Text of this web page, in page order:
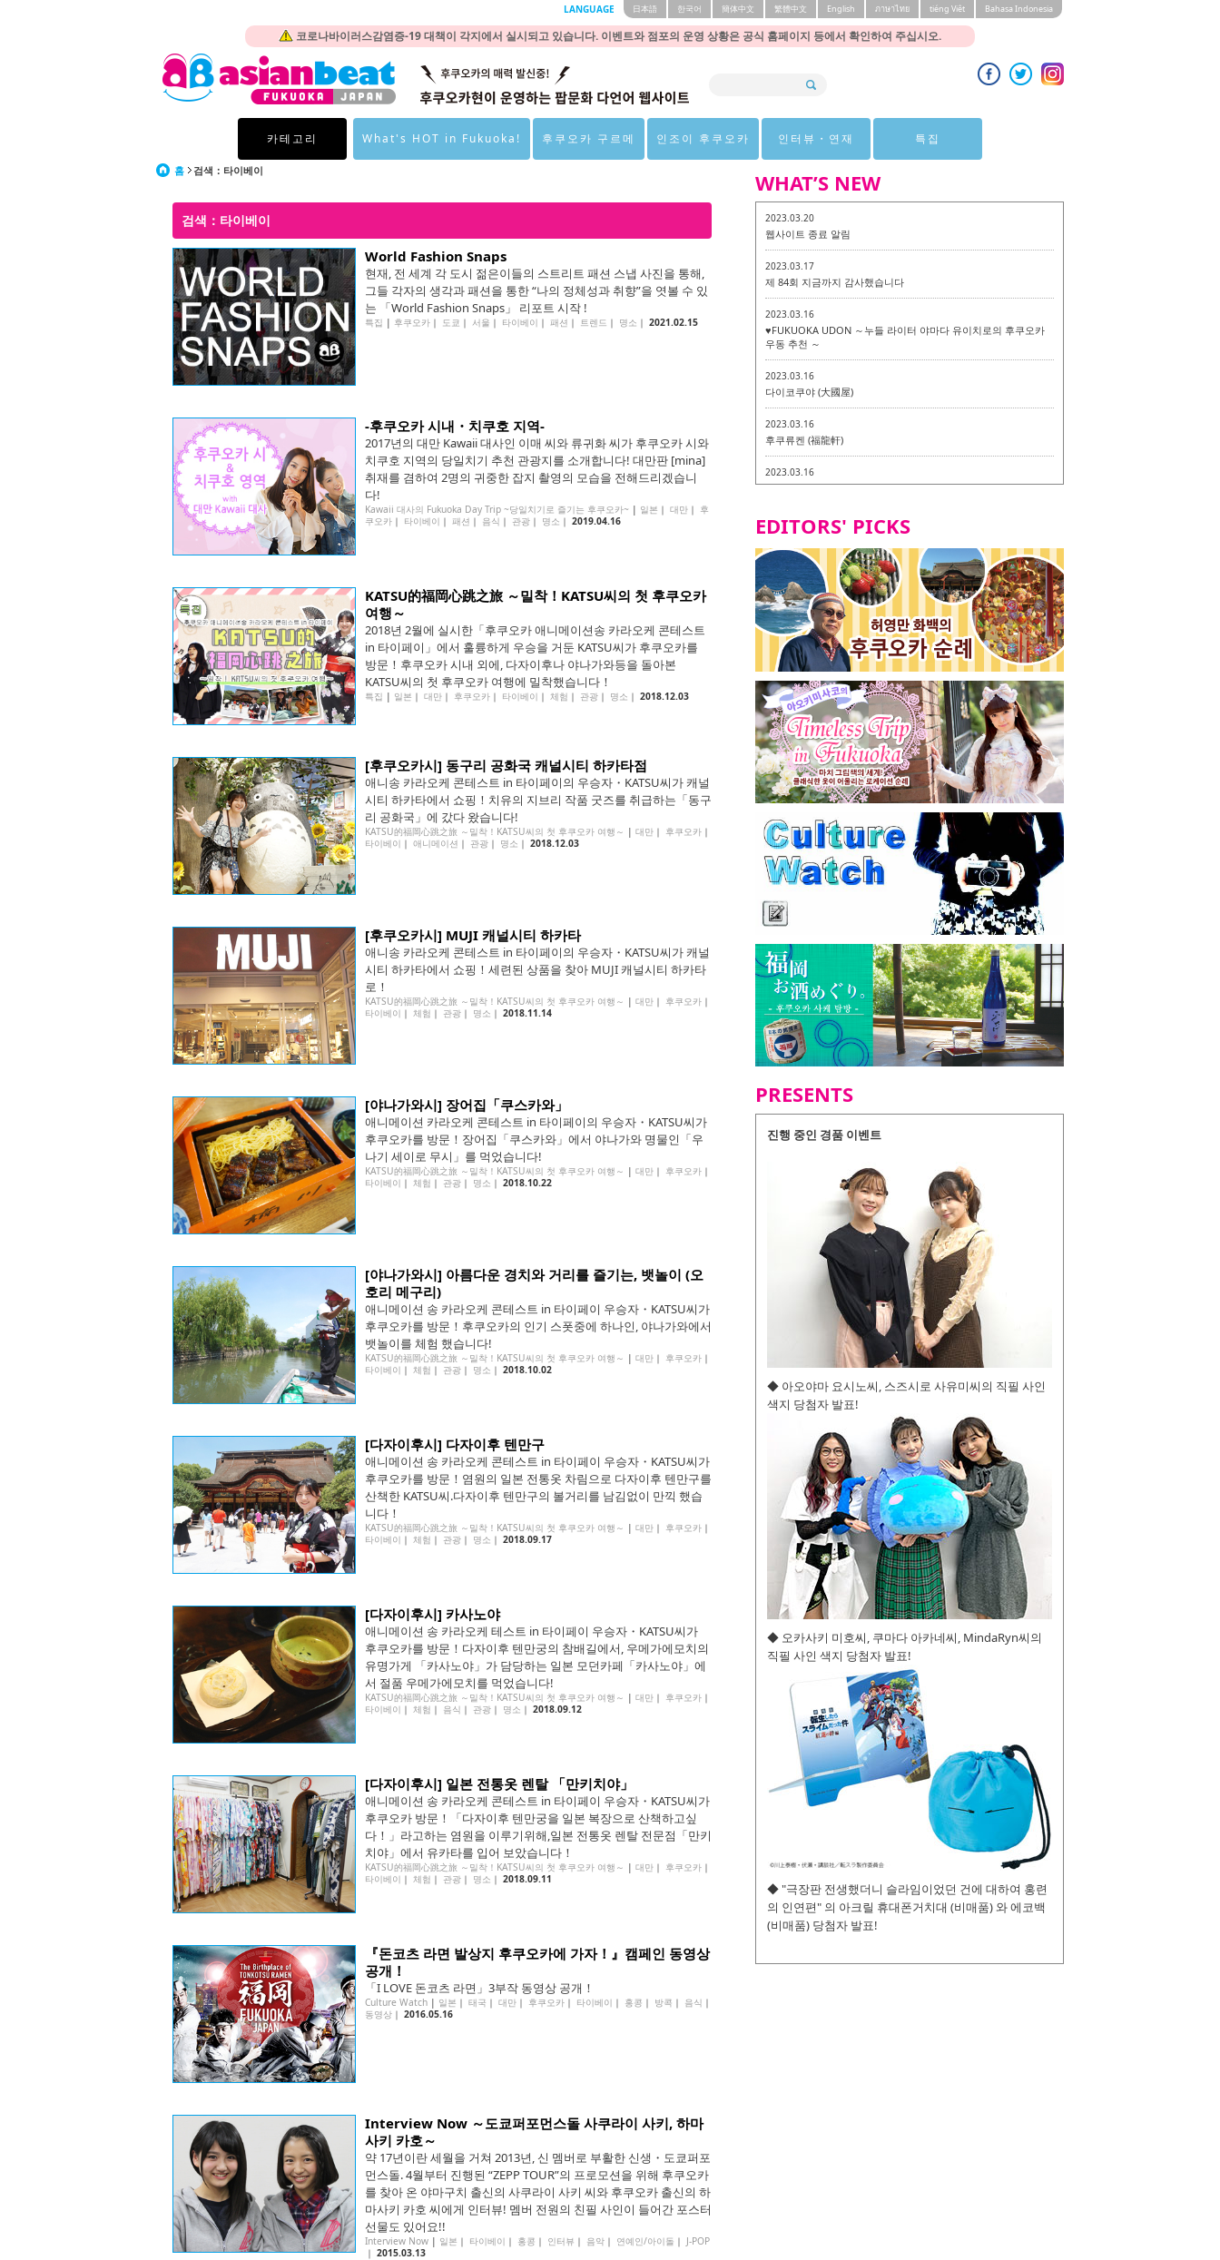
코로나바이러스감염증-19 대책이 각지에서 실시되고 있습니다. 이벤트와 점포의 운영 상황은 공식 홈페이지 등에서 확인하여 주십시오.
LANGUAGE 日本語 한국어 簡体中文 繁體中文 English ภาษาไทย tiéng Viêt Bahasa Indonesia
카테고리 What's HOT in Fukuoka! 후쿠오카 구르메 인조이 후쿠오카 인터뷰・연재 특집
홈 검색：타이베이
검색：타이베이
World Fashion Snaps
현재, 전 세계 각 도시 젊은이들의 스트리트 패션 스냅 사진을 통해,
그들 각자의 생각과 패션을 통한 “나의 정체성과 취향”을 엿볼 수 있
는 「World Fashion Snaps」 리포트 시작 !
특집 | 후쿠오카 ｜ 도쿄 ｜ 서울 ｜ 타이베이 ｜ 패션 ｜ 트렌드 ｜ 명소 ｜ 2021.02.15
-후쿠오카 시내・치쿠호 지역-
2017년의 대만 Kawaii 대사인 이매 씨와 류귀화 씨가 후쿠오카 시와
치쿠호 지역의 당일치기 추천 관광지를 소개합니다! 대만판 [mina]
취재를 겸하여 2명의 귀중한 잡지 촬영의 모습을 전해드리겠습니
다!
Kawaii 대사의 Fukuoka Day Trip ~당일치기로 즐기는 후쿠오카~ | 일본 ｜ 대만 ｜ 후
쿠오카 ｜ 타이베이 ｜ 패션 ｜ 음식 ｜ 관광 ｜ 명소 ｜ 2019.04.16
KATSU的福岡心跳之旅 ～밀착！KATSU씨의 첫 후쿠오카
여행～
2018년 2월에 실시한「후쿠오카 애니메이션송 카라오케 콘테스트
in 타이페이」에서 훌륭하게 우승을 거둔 KATSU씨가 후쿠오카를
방문！후쿠오카 시내 외에, 다자이후나 야나가와등을 돌아본
KATSU씨의 첫 후쿠오카 여행에 밀착했습니다！
특집 | 일본 ｜ 대만 ｜ 후쿠오카 ｜ 타이베이 ｜ 체험 ｜ 관광 ｜ 명소 ｜ 2018.12.03
[후쿠오카시] 동구리 공화국 캐널시티 하카타점
애니송 카라오케 콘테스트 in 타이페이의 우승자・KATSU씨가 캐널
시티 하카타에서 쇼핑！치유의 지브리 작품 굿즈를 취급하는「동구
리 공화국」에 갔다 왔습니다!
KATSU的福岡心跳之旅 ～밀착！KATSU씨의 첫 후쿠오카 여행～ | 대만 ｜ 후쿠오카 ｜
타이베이 ｜ 애니메이션 ｜ 관광 ｜ 명소 ｜ 2018.12.03
[후쿠오카시] MUJI 캐널시티 하카타
애니송 카라오케 콘테스트 in 타이페이의 우승자・KATSU씨가 캐널
시티 하카타에서 쇼핑！세련된 상품을 찾아 MUJI 캐널시티 하카타
로！
KATSU的福岡心跳之旅 ～밀착！KATSU씨의 첫 후쿠오카 여행～ | 대만 ｜ 후쿠오카 ｜
타이베이 ｜ 체험 ｜ 관광 ｜ 명소 ｜ 2018.11.14
[야나가와시] 장어집「쿠스카와」
애니메이션 카라오케 콘테스트 in 타이페이의 우승자・KATSU씨가
후쿠오카를 방문！장어집「쿠스카와」에서 야나가와 명물인「우
나기 세이로 무시」를 먹었습니다!
KATSU的福岡心跳之旅 ～밀착！KATSU씨의 첫 후쿠오카 여행～ | 대만 ｜ 후쿠오카 ｜
타이베이 ｜ 체험 ｜ 관광 ｜ 명소 ｜ 2018.10.22
[야나가와시] 아름다운 경치와 거리를 즐기는, 뱃놀이 (오
호리 메구리)
애니메이션 송 카라오케 콘테스트 in 타이페이 우승자・KATSU씨가
후쿠오카를 방문！후쿠오카의 인기 스폿중에 하나인, 야나가와에서
뱃놀이를 체험 했습니다!
KATSU的福岡心跳之旅 ～밀착！KATSU씨의 첫 후쿠오카 여행～ | 대만 ｜ 후쿠오카 ｜
타이베이 ｜ 체험 ｜ 관광 ｜ 명소 ｜ 2018.10.02
[다자이후시] 다자이후 텐만구
애니메이션 송 카라오케 콘테스트 in 타이페이 우승자・KATSU씨가
후쿠오카를 방문！염원의 일본 전통옷 차림으로 다자이후 텐만구를
산책한 KATSU씨.다자이후 텐만구의 볼거리를 남김없이 만끽 했습
니다！
KATSU的福岡心跳之旅 ～밀착！KATSU씨의 첫 후쿠오카 여행～ | 대만 ｜ 후쿠오카 ｜
타이베이 ｜ 체험 ｜ 관광 ｜ 명소 ｜ 2018.09.17
[다자이후시] 카사노야
애니메이션 송 카라오케 테스트 in 타이페이 우승자・KATSU씨가
후쿠오카를 방문！다자이후 텐만궁의 참배길에서, 우메가에모치의
유명가게 「카사노야」가 담당하는 일본 모던카페「카사노야」에
서 절품 우메가에모치를 먹었습니다!
KATSU的福岡心跳之旅 ～밀착！KATSU씨의 첫 후쿠오카 여행～ | 대만 ｜ 후쿠오카 ｜
타이베이 ｜ 체험 ｜ 음식 ｜ 관광 ｜ 명소 ｜ 2018.09.12
[다자이후시] 일본 전통옷 렌탈 「만키치야」
애니메이션 송 카라오케 콘테스트 in 타이페이 우승자・KATSU씨가
후쿠오카 방문！「다자이후 텐만궁을 일본 복장으로 산책하고싶
다！」라고하는 염원을 이루기위해,일본 전통옷 렌탈 전문점「만키
치야」에서 유카타를 입어 보았습니다！
KATSU的福岡心跳之旅 ～밀착！KATSU씨의 첫 후쿠오카 여행～ | 대만 ｜ 후쿠오카 ｜
타이베이 ｜ 체험 ｜ 관광 ｜ 명소 ｜ 2018.09.11
『돈코츠 라면 발상지 후쿠오카에 가자！』캠페인 동영상
공개！
「I LOVE 돈코츠 라면」3부작 동영상 공개！
Culture Watch | 일본 ｜ 태국 ｜ 대만 ｜ 후쿠오카 ｜ 타이베이 ｜ 홍콩 ｜ 방콕 ｜ 음식 ｜
동영상 ｜ 2016.05.16
Interview Now ～도쿄퍼포먼스돌 사쿠라이 사키, 하마
사키 카호～
약 17년이란 세월을 거쳐 2013년, 신 멤버로 부활한 신생・도쿄퍼포
먼스돌. 4월부터 진행된 “ZEPP TOUR”의 프로모션을 위해 후쿠오카
를 찾아 온 야마구치 출신의 사쿠라이 사키 씨와 후쿠오카 출신의 하
마사키 카호 씨에게 인터뷰! 멤버 전원의 친필 사인이 들어간 포스터
선물도 있어요!!
Interview Now | 일본 ｜ 타이베이 ｜ 홍콩 ｜ 인터뷰 ｜ 음악 ｜ 연예인/아이돌 ｜ J-POP
｜ 2015.03.13
WHAT’S NEW
2023.03.20
웹사이트 종료 알림
2023.03.17
제 84회 지금까지 감사했습니다
2023.03.16
♥FUKUOKA UDON ～누들 라이터 야마다 유이치로의 후쿠오카
우동 추천 ～
2023.03.16
다이코쿠야 (大國屋)
2023.03.16
후쿠류켄 (福龍軒)
2023.03.16
후쿠오카 라멘 월드 - Presented by 누들 라이터 야마다 유이치로
2023.03.07
비건・베지테리언 메뉴 시식 투어 in 후쿠오카시
2023.03.07
이소기요카라즈 하카타 본점 / 磯ぎよからず 博多本店 - 비건・베
지테리언 메뉴 시식투어 in 후쿠오카시 -
2023.03.02
little stand 다이묘점 -비건・베지테리언 메뉴 시식투어 in 후쿠오
카시
2023.02.28
토치쿠켄 오리오본사 우동점 / 東筑軒 折尾本社うどん店
EDITORS' PICKS
PRESENTS
진행 중인 경품 이벤트
◆ 아오야마 요시노씨, 스즈시로 사유미씨의 직필 사인
색지 당첨자 발표!
◆ 오카사키 미호씨, 쿠마다 아카네씨, MindaRyn씨의
직필 사인 색지 당첨자 발표!
◆ "극장판 전생했더니 슬라임이었던 건에 대하여 홍련
의 인연편" 의 아크릴 휴대폰거치대 (비매품) 와 에코백
(비매품) 당첨자 발표!